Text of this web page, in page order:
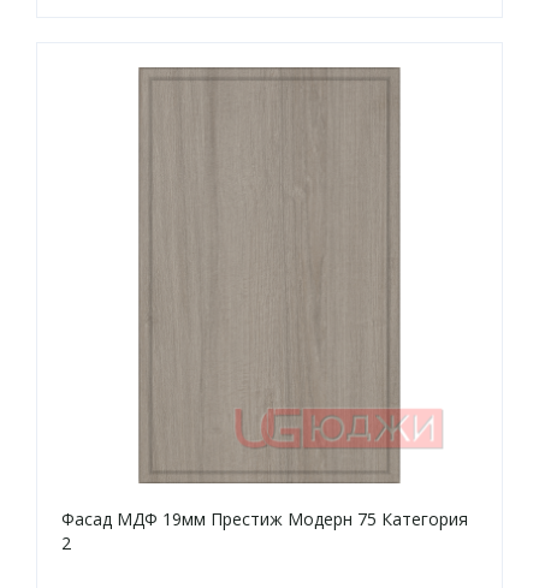
Фасад МДФ 19мм Престиж Модерн 75 Категория
2